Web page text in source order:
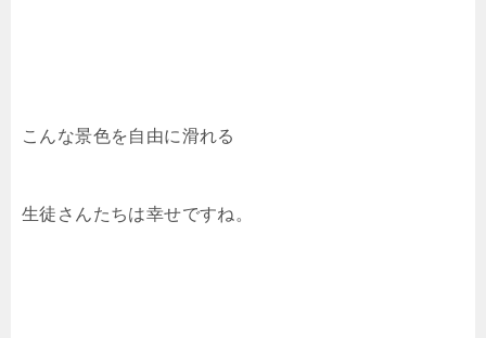
こんな景色を自由に滑れる
生徒さんたちは幸せですね。